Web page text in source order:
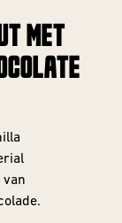
MET
van